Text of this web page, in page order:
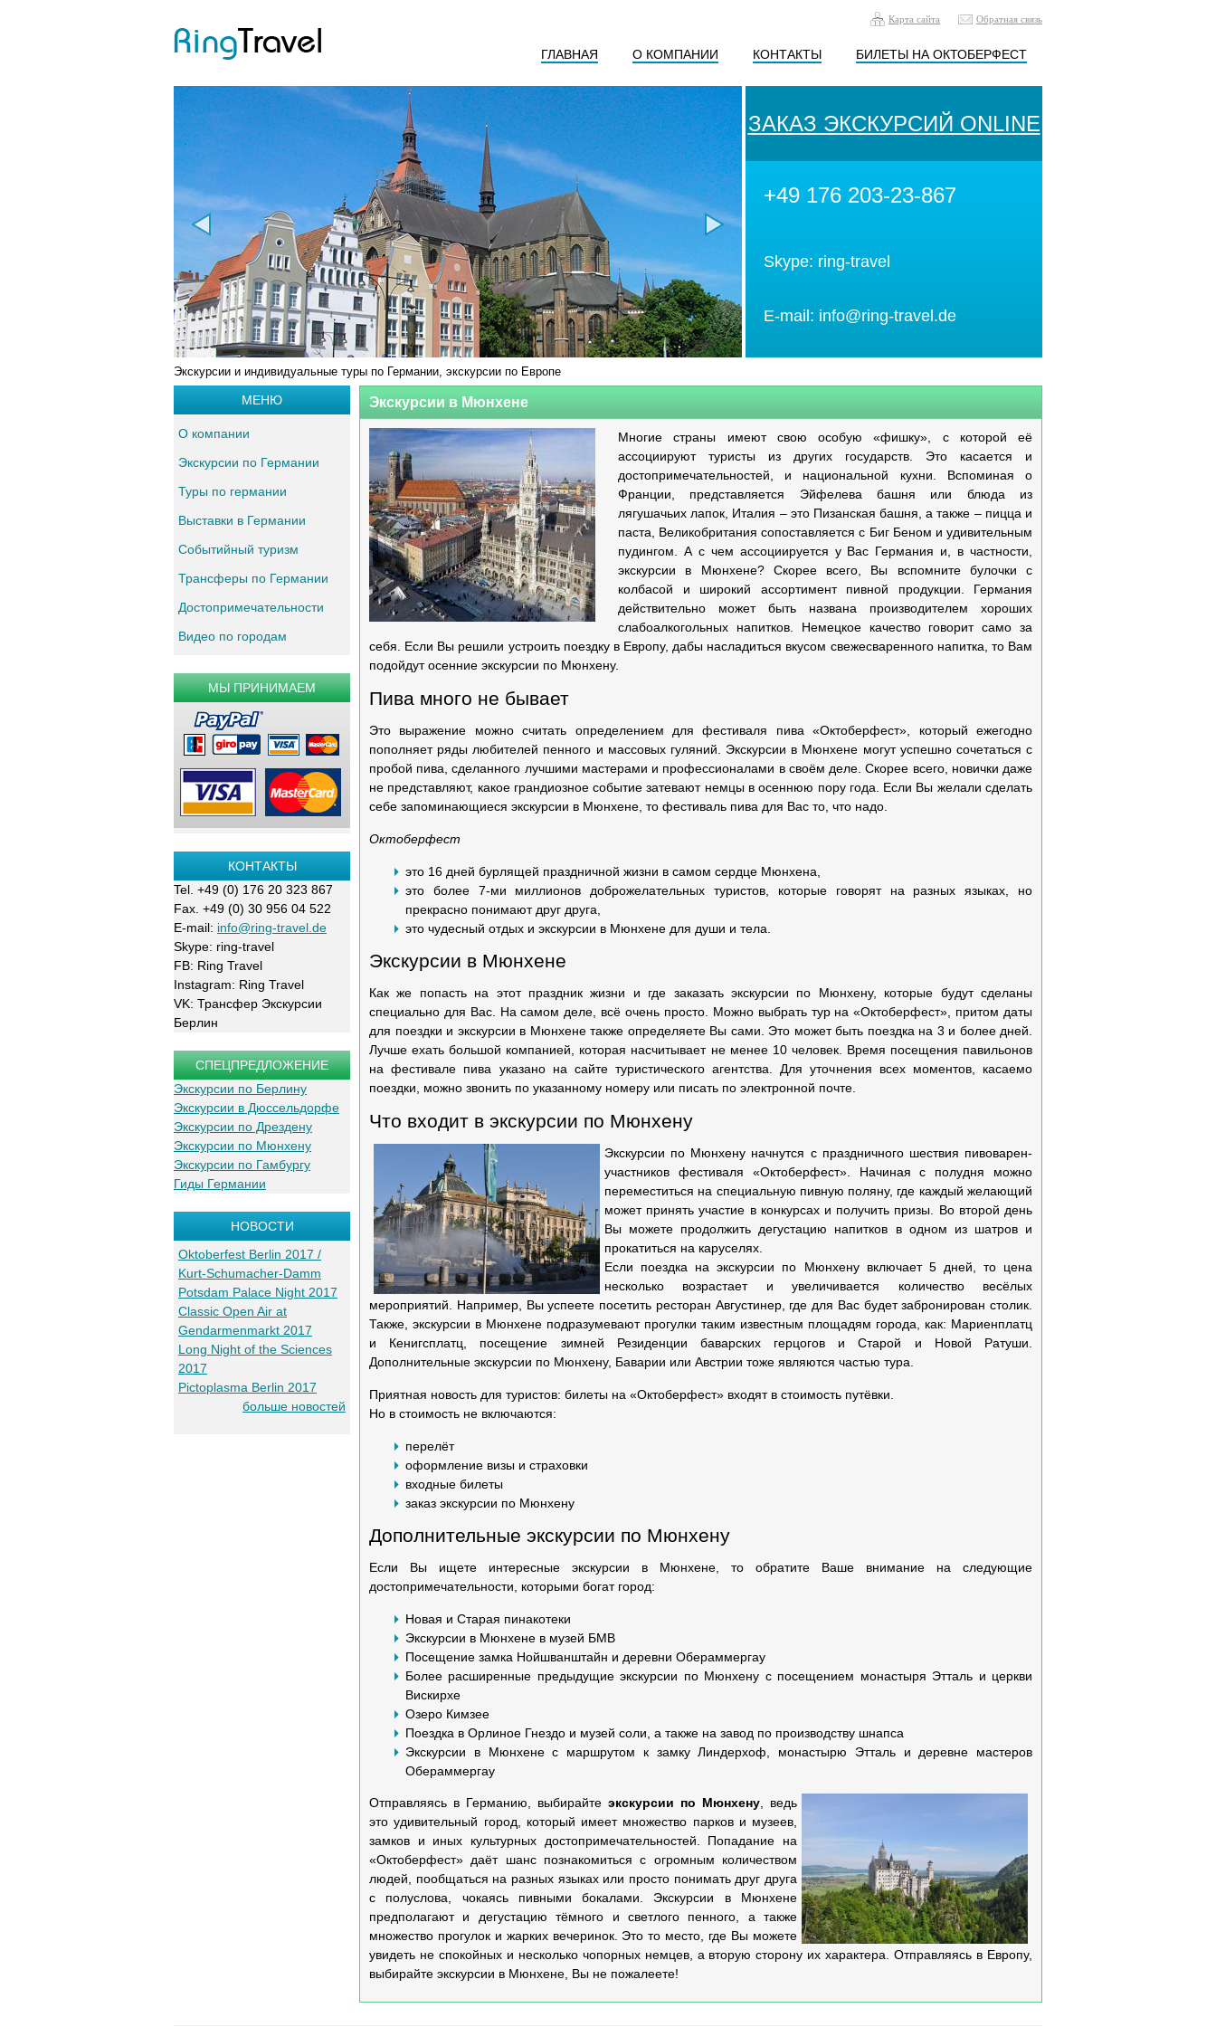
Карта сайта Обратная связь
ГЛАВНАЯ О КОМПАНИИ КОНТАКТЫ БИЛЕТЫ НА ОКТОБЕРФЕСТ
ЗАКАЗ ЭКСКУРСИЙ ONLINE
+49 176 203-23-867
Skype: ring-travel
E-mail: info@ring-travel.de
Экскурсии и индивидуальные туры по Германии, экскурсии по Европе
Экскурсии в Мюнхене
Многие страны имеют свою особую «фишку», с которой её
ассоциируют туристы из других государств. Это касается и
достопримечательностей, и национальной кухни. Вспоминая о
Франции, представляется Эйфелева башня или блюда из
лягушачьих лапок, Италия – это Пизанская башня, а также – пицца и
паста, Великобритания сопоставляется с Биг Беном и удивительным
пудингом. А с чем ассоциируется у Вас Германия и, в частности,
экскурсии в Мюнхене? Скорее всего, Вы вспомните булочки с
колбасой и широкий ассортимент пивной продукции. Германия
действительно может быть названа производителем хороших
слабоалкогольных напитков. Немецкое качество говорит само за
себя. Если Вы решили устроить поездку в Европу, дабы насладиться вкусом свежесваренного напитка, то Вам
подойдут осенние экскурсии по Мюнхену.
Пива много не бывает
Это выражение можно считать определением для фестиваля пива «Октоберфест», который ежегодно
пополняет ряды любителей пенного и массовых гуляний. Экскурсии в Мюнхене могут успешно сочетаться с
пробой пива, сделанного лучшими мастерами и профессионалами в своём деле. Скорее всего, новички даже
не представляют, какое грандиозное событие затевают немцы в осеннюю пору года. Если Вы желали сделать
себе запоминающиеся экскурсии в Мюнхене, то фестиваль пива для Вас то, что надо.
Октоберфест
это 16 дней бурлящей праздничной жизни в самом сердце Мюнхена,
это более 7-ми миллионов доброжелательных туристов, которые говорят на разных языках, но
прекрасно понимают друг друга,
это чудесный отдых и экскурсии в Мюнхене для души и тела.
Экскурсии в Мюнхене
Как же попасть на этот праздник жизни и где заказать экскурсии по Мюнхену, которые будут сделаны
специально для Вас. На самом деле, всё очень просто. Можно выбрать тур на «Октоберфест», притом даты
для поездки и экскурсии в Мюнхене также определяете Вы сами. Это может быть поездка на 3 и более дней.
Лучше ехать большой компанией, которая насчитывает не менее 10 человек. Время посещения павильонов
на фестивале пива указано на сайте туристического агентства. Для уточнения всех моментов, касаемо
поездки, можно звонить по указанному номеру или писать по электронной почте.
Что входит в экскурсии по Мюнхену
Экскурсии по Мюнхену начнутся с праздничного шествия пивоварен-
участников фестиваля «Октоберфест». Начиная с полудня можно
переместиться на специальную пивную поляну, где каждый желающий
может принять участие в конкурсах и получить призы. Во второй день
Вы можете продолжить дегустацию напитков в одном из шатров и
прокатиться на каруселях.
Если поездка на экскурсии по Мюнхену включает 5 дней, то цена
несколько возрастает и увеличивается количество весёлых
мероприятий. Например, Вы успеете посетить ресторан Августинер, где для Вас будет забронирован столик.
Также, экскурсии в Мюнхене подразумевают прогулки таким известным площадям города, как: Мариенплатц
и Кенигсплатц, посещение зимней Резиденции баварских герцогов и Старой и Новой Ратуши.
Дополнительные экскурсии по Мюнхену, Баварии или Австрии тоже являются частью тура.
Приятная новость для туристов: билеты на «Октоберфест» входят в стоимость путёвки.
Но в стоимость не включаются:
перелёт
оформление визы и страховки
входные билеты
заказ экскурсии по Мюнхену
Дополнительные экскурсии по Мюнхену
Если Вы ищете интересные экскурсии в Мюнхене, то обратите Ваше внимание на следующие
достопримечательности, которыми богат город:
Новая и Старая пинакотеки
Экскурсии в Мюнхене в музей БМВ
Посещение замка Нойшванштайн и деревни Обераммергау
Более расширенные предыдущие экскурсии по Мюнхену с посещением монастыря Этталь и церкви
Вискирхе
Озеро Кимзее
Поездка в Орлиное Гнездо и музей соли, а также на завод по производству шнапса
Экскурсии в Мюнхене с маршрутом к замку Линдерхоф, монастырю Этталь и деревне мастеров
Обераммергау
Отправляясь в Германию, выбирайте экскурсии по Мюнхену , ведь
это удивительный город, который имеет множество парков и музеев,
замков и иных культурных достопримечательностей. Попадание на
«Октоберфест» даёт шанс познакомиться с огромным количеством
людей, пообщаться на разных языках или просто понимать друг друга
с полуслова, чокаясь пивными бокалами. Экскурсии в Мюнхене
предполагают и дегустацию тёмного и светлого пенного, а также
множество прогулок и жарких вечеринок. Это то место, где Вы можете
увидеть не спокойных и несколько чопорных немцев, а вторую сторону их характера. Отправляясь в Европу,
выбирайте экскурсии в Мюнхене, Вы не пожалеете!
МЕНЮ
О компании
Экскурсии по Германии
Туры по германии
Выставки в Германии
Событийный туризм
Трансферы по Германии
Достопримечательности
Видео по городам
МЫ ПРИНИМАЕМ
КОНТАКТЫ
Tel. +49 (0) 176 20 323 867
Fax. +49 (0) 30 956 04 522
E-mail: info@ring-travel.de
Skype: ring-travel
FB: Ring Travel
Instagram: Ring Travel
VK: Трансфер Экскурсии
Берлин
СПЕЦПРЕДЛОЖЕНИЕ
Экскурсии по Берлину
Экскурсии в Дюссельдорфе
Экскурсии по Дрездену
Экскурсии по Мюнхену
Экскурсии по Гамбургу
Гиды Германии
НОВОСТИ
Oktoberfest Berlin 2017 /
Kurt-Schumacher-Damm
Potsdam Palace Night 2017
Classic Open Air at
Gendarmenmarkt 2017
Long Night of the Sciences
2017
Pictoplasma Berlin 2017
больше новостей